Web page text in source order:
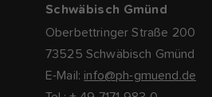
Schwäbisch Gmünd
Oberbettringer Straße 200
73525 Schwäbisch Gmünd
E-Mail: info@ph-gmuend.de